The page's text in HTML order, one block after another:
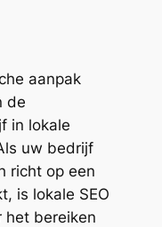
aanpak
de
in lokale
uw bedrijf
richt op een
is lokale SEO
het bereiken